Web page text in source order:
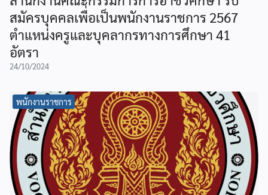
สมัครบุคคลเพื่อเป็นพนักงานราชการ 2567
ตำแหน่งครูและบุคลากรทางการศึกษา 41
อัตรา
24/10/2024
พนักงานราชการ